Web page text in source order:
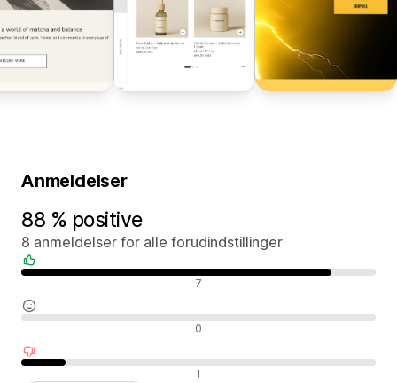
Anmeldelser
88 % positive
8 anmeldelser for alle forudindstillinger
7
0
1